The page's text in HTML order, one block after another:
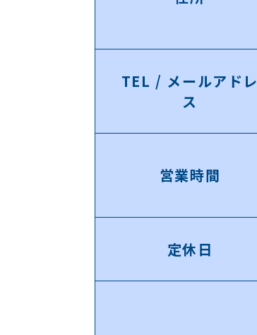
TEL / メールアドレ
ス
営業時間
定休日